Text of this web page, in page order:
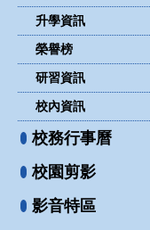
升學資訊
榮譽榜
研習資訊
校內資訊
校務行事曆
校園剪影
影音特區